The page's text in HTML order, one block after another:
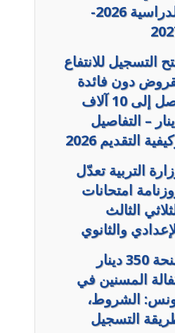
الدراسية 2026-
التسجيل للانتفاع
دون فائدة
تصل إلى 10 آلاف
– التفاصيل
التقديم 2026
التربية تعدّل
امتحانات
الثالث
والثانوي
منحة 350 دينار
المسنين في
الشروط،
التسجيل